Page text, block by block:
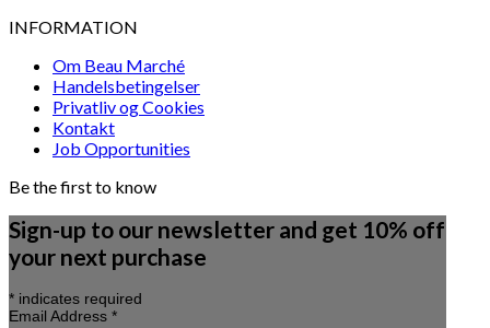
INFORMATION
Om Beau Marché
Handelsbetingelser
Privatliv og Cookies
Kontakt
Job Opportunities
Be the first to know
Sign-up to our newsletter and get 10% off
your next purchase
* indicates required
Email Address *